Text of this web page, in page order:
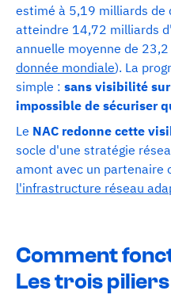
estimé à 5,19 milliards
atteindre 14,72 milliards
annuelle moyenne de 23,2
donnée mondiale). La
simple : sans visibilité
impossible de sécuriser
Le NAC redonne cette
socle d'une stratégie
amont avec un partenaire
l'infrastructure réseau
Comment
Les trois piliers